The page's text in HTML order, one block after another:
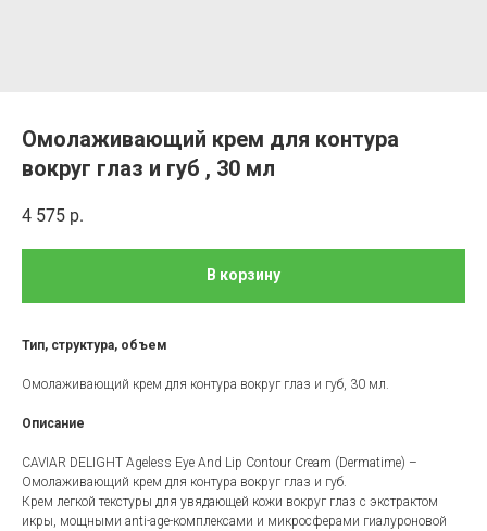
Омолаживающий крем для контура
вокруг глаз и губ , 30 мл
4 575 р.
В корзину
Тип, структура, объем
Омолаживающий крем для контура вокруг глаз и губ, 30 мл.
Описание
CAVIAR DELIGHT Ageless Eye And Lip Contour Cream (Dermatime) –
Омолаживающий крем для контура вокруг глаз и губ.
Крем легкой текстуры для увядающей кожи вокруг глаз с экстрактом
икры, мощными anti-age-комплексами и микросферами гиалуроновой